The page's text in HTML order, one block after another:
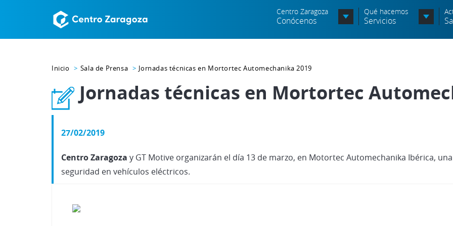
Centro Zaragoza
Conócenos
Órganos Consultivos
Entidades Asociadas
Qué hacemos
Servicios
Inicio Sala de Prensa Jornadas técnicas en Mortortec Automechanika 2019
Jornadas técnicas en Mortortec
27/02/2019
Centro Zaragoza y GT Motive organizarán el día 13 de marzo, en Motortec Automechanika Ibérica,
seguridad en vehículos eléctricos.